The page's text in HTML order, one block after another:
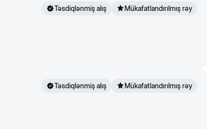
Təsdiqlənmiş alış Mükafatlandırılmış rəy
Təsdiqlənmiş alış Mükafatlandırılmış rəy